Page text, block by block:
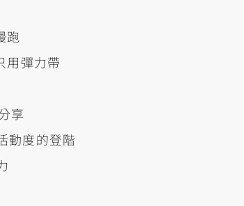
跑
用彈力帶
享
動度的登階